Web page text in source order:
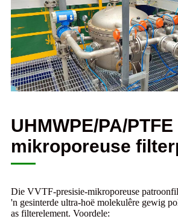
UHMWPE/PA/PTFE
mikroporeuse
Die VVTF-presisie-mikroporeuse
'n gesinterde ultra-hoë molekulêre gewig
as filterelement. Voordele: